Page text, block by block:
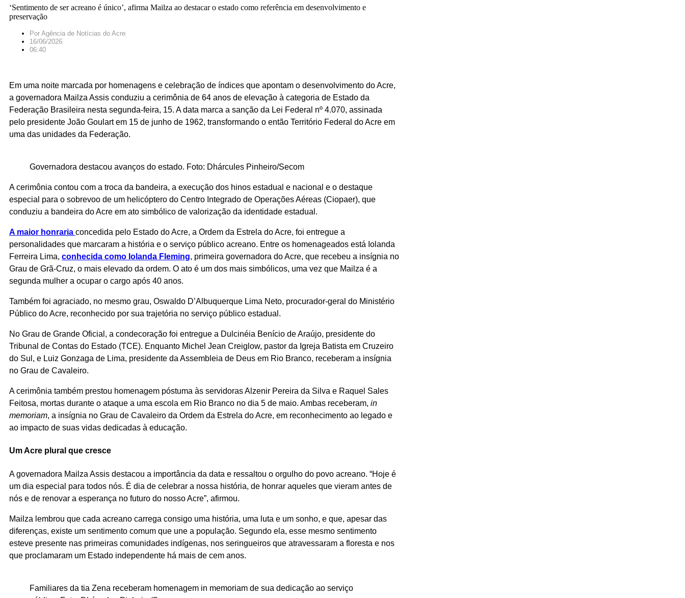
‘Sentimento de ser acreano é único’, afirma Mailza ao destacar o estado como referência em desenvolvimento e
preservação
Por Agência de Notícias do Acre
16/06/2026
06:40
Em uma noite marcada por homenagens e celebração de índices que apontam o desenvolvimento do Acre,
a governadora Mailza Assis conduziu a cerimônia de 64 anos de elevação à categoria de Estado da
Federação Brasileira nesta segunda-feira, 15. A data marca a sanção da Lei Federal nº 4.070, assinada
pelo presidente João Goulart em 15 de junho de 1962, transformando o então Território Federal do Acre em
uma das unidades da Federação.
Governadora destacou avanços do estado. Foto: Dhárcules Pinheiro/Secom
A cerimônia contou com a troca da bandeira, a execução dos hinos estadual e nacional e o destaque
especial para o sobrevoo de um helicóptero do Centro Integrado de Operações Aéreas (Ciopaer), que
conduziu a bandeira do Acre em ato simbólico de valorização da identidade estadual.
A maior honraria concedida pelo Estado do Acre, a Ordem da Estrela do Acre, foi entregue a
personalidades que marcaram a história e o serviço público acreano. Entre os homenageados está Iolanda
Ferreira Lima, conhecida como Iolanda Fleming, primeira governadora do Acre, que recebeu a insígnia no
Grau de Grã-Cruz, o mais elevado da ordem. O ato é um dos mais simbólicos, uma vez que Mailza é a
segunda mulher a ocupar o cargo após 40 anos.
Também foi agraciado, no mesmo grau, Oswaldo D’Albuquerque Lima Neto, procurador-geral do Ministério
Público do Acre, reconhecido por sua trajetória no serviço público estadual.
No Grau de Grande Oficial, a condecoração foi entregue a Dulcinéia Benício de Araújo, presidente do
Tribunal de Contas do Estado (TCE). Enquanto Michel Jean Creiglow, pastor da Igreja Batista em Cruzeiro
do Sul, e Luiz Gonzaga de Lima, presidente da Assembleia de Deus em Rio Branco, receberam a insígnia
no Grau de Cavaleiro.
A cerimônia também prestou homenagem póstuma às servidoras Alzenir Pereira da Silva e Raquel Sales
Feitosa, mortas durante o ataque a uma escola em Rio Branco no dia 5 de maio. Ambas receberam, in
memoriam, a insígnia no Grau de Cavaleiro da Ordem da Estrela do Acre, em reconhecimento ao legado e
ao impacto de suas vidas dedicadas à educação.
Um Acre plural que cresce
A governadora Mailza Assis destacou a importância da data e ressaltou o orgulho do povo acreano. “Hoje é
um dia especial para todos nós. É dia de celebrar a nossa história, de honrar aqueles que vieram antes de
nós e de renovar a esperança no futuro do nosso Acre”, afirmou.
Mailza lembrou que cada acreano carrega consigo uma história, uma luta e um sonho, e que, apesar das
diferenças, existe um sentimento comum que une a população. Segundo ela, esse mesmo sentimento
esteve presente nas primeiras comunidades indígenas, nos seringueiros que atravessaram a floresta e nos
que proclamaram um Estado independente há mais de cem anos.
Familiares da tia Zena receberam homenagem in memoriam de sua dedicação ao serviço